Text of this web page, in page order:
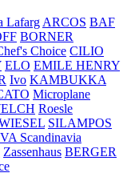
Lafarg ARCOS BAF
BORNER
Choice CILIO
ELO EMILE HENRY
Ivo KAMBUKKA
Microplane
Roesle
SILAMPOS
Scandinavia
Zassenhaus BERGER